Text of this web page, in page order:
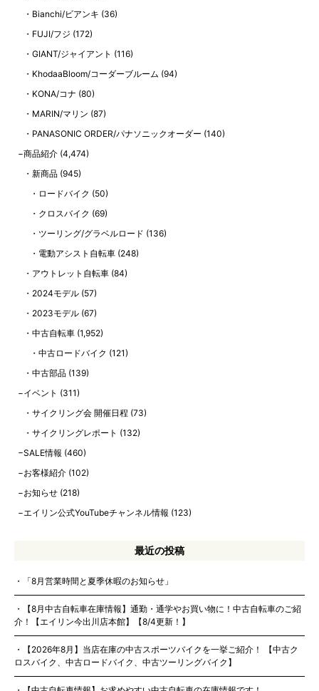
Bianchi/ビアンキ (36)
FUJI/フジ (172)
GIANT/ジャイアント (116)
KhodaaBloom/コーダーブルーム (94)
KONA/コナ (80)
MARIN/マリン (87)
PANASONIC ORDER/パナソニックオーダー (140)
商品紹介 (4,474)
新商品 (945)
ロードバイク (50)
クロスバイク (69)
ツーリング/グラベルロード (136)
電動アシスト自転車(248)
アウトレット自転車 (84)
2024モデル (57)
2023モデル (67)
中古自転車 (1,952)
中古ロードバイク (121)
中古部品 (139)
イベント (311)
サイクリング会 開催日程 (73)
サイクリングレポート (132)
SALE情報 (460)
お客様紹介 (102)
お知らせ (218)
エイリン公式YouTubeチャンネル情報 (123)
最近の投稿
「8月営業時間と夏季休暇のお知らせ」
【8月中古自転車在庫情報】通勤・通学やお買い物に！中古自転車のご紹
介！【エイリン今出川店本館】【8/4更新！】
【2026年8月】当店在庫の中古スポーツバイクを一挙ご紹介！ 【中古ク
ロスバイク、中古ロードバイク、中古ツーリングバイク】